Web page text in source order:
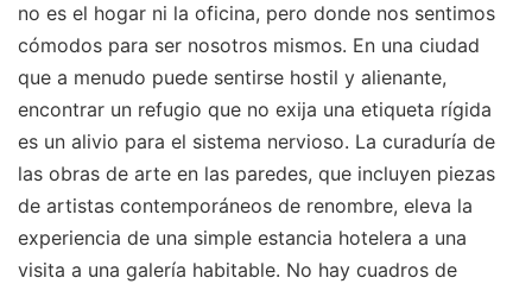
no es el hogar ni la oficina, pero donde nos sentimos
cómodos para ser nosotros mismos. En una ciudad
que a menudo puede sentirse hostil y alienante,
encontrar un refugio que no exija una etiqueta rígida
es un alivio para el sistema nervioso. La curaduría de
las obras de arte en las paredes, que incluyen piezas
de artistas contemporáneos de renombre, eleva la
experiencia de una simple estancia hotelera a una
visita a una galería habitable. No hay cuadros de